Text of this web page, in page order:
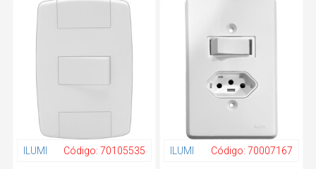
ILUMI Código: 70105535 ILUMI Código: 70007167